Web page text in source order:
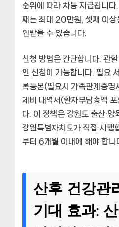
순위에 따라 차등 지급됩니
째는 최대 20만원, 셋째 이상
원받을 수 있습니다.
신청 방법은 간단합니다. 관
인 신청이 가능합니다. 필요
록등본(필요시 가족관계증명
제비 내역서(환자부담총액 포
다. 이 정책은 강원도 출산·양
강원특별자치도가 직접 시행
부터 6개월 이내에 해야 합니
산후 건강관
기대 효과: